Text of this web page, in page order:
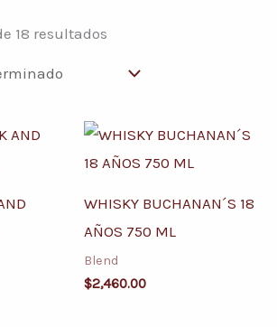
18 resultados
WHISKY BUCHANAN´S 18
AÑOS 750 ML
Blend
$2,460.00